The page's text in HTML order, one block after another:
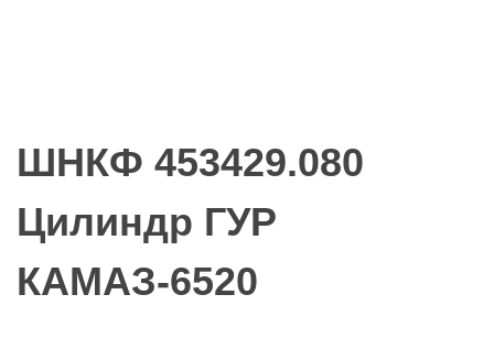
ШНКФ 453429.080
Цилиндр ГУР
КАМАЗ-6520